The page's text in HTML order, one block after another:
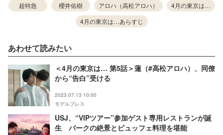
超特急 櫻井佑樹 アロハ（高松アロハ）
4月の東京は…
4月の東京は…あらすじ
あわせて読みたい
＜4月の東京は… 第5話＞蓮（#高松アロハ）、同僚
から“告白”受ける
2023.07.13 10:00
モデルプレス
USJ、“VIPツアー”参加ゲスト専用レストランが誕
生 パークの絶景とビュッフェ料理を堪能